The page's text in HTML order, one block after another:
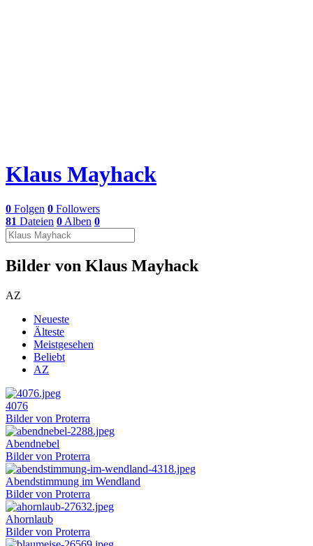
Klaus Mayhack
0 Folgen 0 Followers
81 Dateien 0 Alben 0
Bilder von Klaus Mayhack
AZ
Neueste
Älteste
Meistgesehen
Beliebt
AZ
4076
Bilder von Proterra
Abendnebel
Bilder von Proterra
Abendstimmung im Wendland
Bilder von Proterra
Ahornlaub
Bilder von Proterra